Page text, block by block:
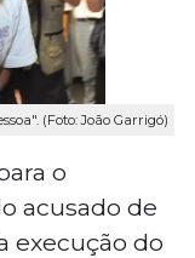
(Foto: João Garrigó)
o
acusado de
execução do